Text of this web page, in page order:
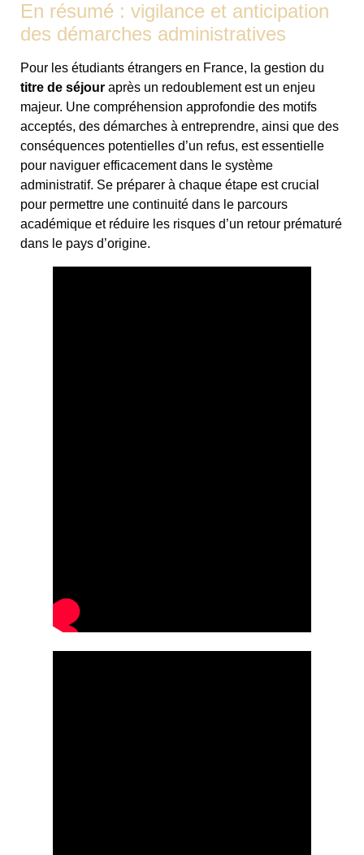
En résumé : vigilance et anticipation
des démarches administratives
Pour les étudiants étrangers en France, la gestion du
titre de séjour après un redoublement est un enjeu
majeur. Une compréhension approfondie des motifs
acceptés, des démarches à entreprendre, ainsi que des
conséquences potentielles d’un refus, est essentielle
pour naviguer efficacement dans le système
administratif. Se préparer à chaque étape est crucial
pour permettre une continuité dans le parcours
académique et réduire les risques d’un retour prématuré
dans le pays d’origine.